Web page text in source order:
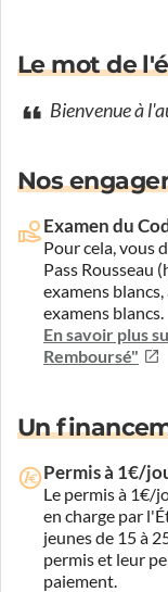
Le mot de
Bienvenue à
Nos
Examen du
Pour cela, vous
Pass Rousseau
examens
examens blancs.
En savoir plus
Remboursé"
Un
Permis à 1€/
Le permis à 1€/
en charge par
jeunes de 15 à
permis et leur
paiement.